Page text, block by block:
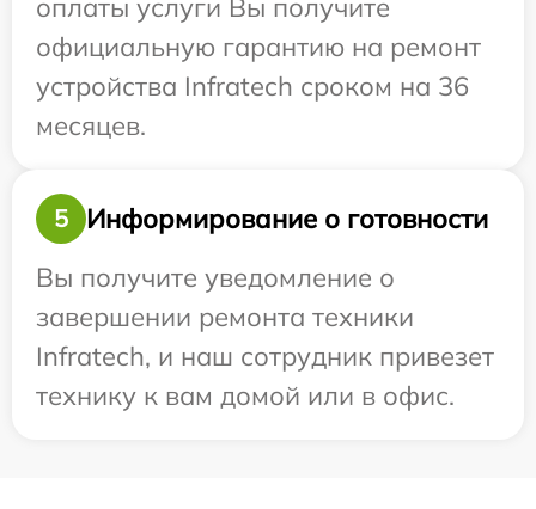
оплаты услуги Вы получите
официальную гарантию на ремонт
устройства Infratech сроком на 36
месяцев.
5
Информирование о готовности
Вы получите уведомление о
завершении ремонта техники
Infratech, и наш сотрудник привезет
технику к вам домой или в офис.